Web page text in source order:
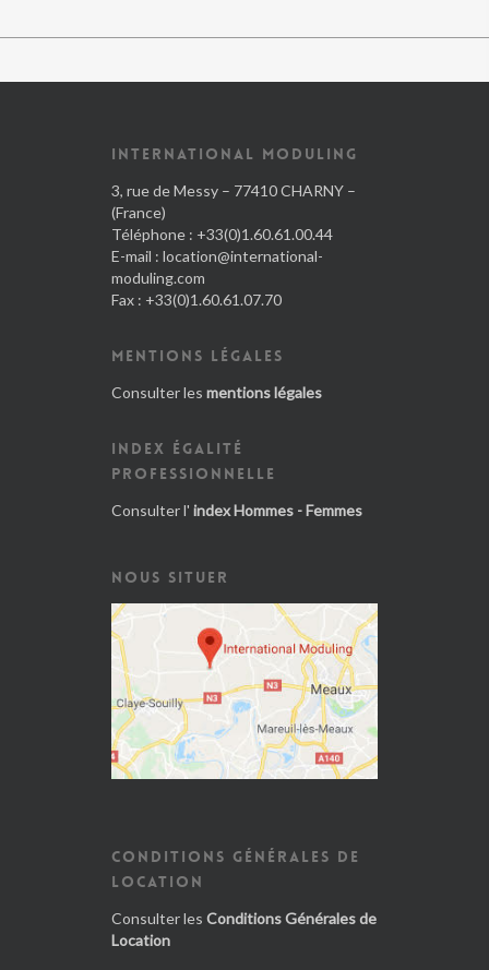
INTERNATIONAL MODULING
3, rue de Messy – 77410 CHARNY –
(France)
Téléphone : +33(0)1.60.61.00.44
E-mail : location@international-
moduling.com
Fax : +33(0)1.60.61.07.70
MENTIONS LÉGALES
Consulter les mentions légales
INDEX ÉGALITÉ
PROFESSIONNELLE
Consulter l' index Hommes - Femmes
NOUS SITUER
CONDITIONS GÉNÉRALES DE
LOCATION
Consulter les Conditions Générales de
Location